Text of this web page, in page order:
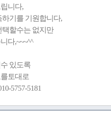
니다,
기를 기원합니다,
택할수는 없지만
다,~~~^^
있도록
토대로
5757-5181